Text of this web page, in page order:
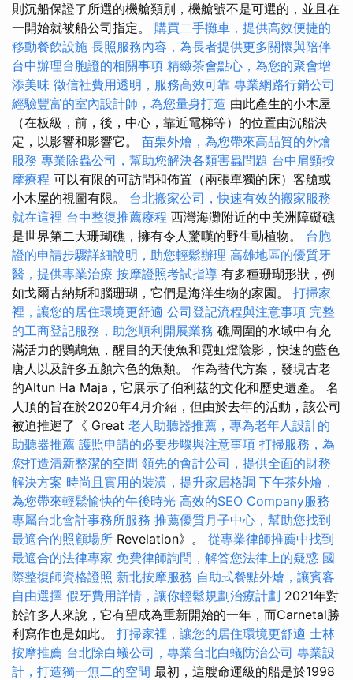
則沉船保證了所選的機艙類別，機艙號不是可選的，並且在
一開始就被船公司指定。 購買二手攤車，提供高效便捷的
移動餐飲設施 長照服務內容，為長者提供更多關懷與陪伴
台中辦理台胞證的相關事項 精緻茶會點心，為您的聚會增
添美味 徵信社費用透明，服務高效可靠 專業網路行銷公司
經驗豐富的室內設計師，為您量身打造 由此產生的小木屋
（在板級，前，後，中心，靠近電梯等）的位置由沉船決
定，以影響和影響它。 苗栗外燴，為您帶來高品質的外燴
服務 專業除蟲公司，幫助您解決各類害蟲問題 台中肩頸按
摩療程 可以有限的可訪問和佈置（兩張單獨的床）客艙或
小木屋的視圖有限。 台北搬家公司，快速有效的搬家服務
就在這裡 台中整復推薦療程 西灣海灘附近的中美洲障礙礁
是世界第二大珊瑚礁，擁有令人驚嘆的野生動植物。 台胞
證的申請步驟詳細說明，助您輕鬆辦理 高雄地區的優質牙
醫，提供專業治療 按摩證照考試指導 有多種珊瑚形狀，例
如戈爾古納斯和腦珊瑚，它們是海洋生物的家園。 打掃家
裡，讓您的居住環境更舒適 公司登記流程與注意事項 完整
的工商登記服務，助您順利開展業務 礁周圍的水域中有充
滿活力的鸚鵡魚，醒目的天使魚和霓虹燈陰影，快速的藍色
唐人以及許多五顏六色的魚類。 作為替代方案，發現古老
的Altun Ha Maja，它展示了伯利茲的文化和歷史遺產。 名
人頂的旨在於2020年4月介紹，但由於去年的活動，該公司
被迫推遲了《 Great 老人助聽器推薦，專為老年人設計的
助聽器推薦 護照申請的必要步驟與注意事項 打掃服務，為
您打造清新整潔的空間 領先的會計公司，提供全面的財務
解決方案 時尚且實用的裝潢，提升家居格調 下午茶外燴，
為您帶來輕鬆愉快的午後時光 高效的SEO Company服務
專屬台北會計事務所服務 推薦優質月子中心，幫助您找到
最適合的照顧場所 Revelation》。 從專業律師推薦中找到
最適合的法律專家 免費律師詢問，解答您法律上的疑惑 國
際整復師資格證照 新北按摩服務 自助式餐點外燴，讓賓客
自由選擇 假牙費用詳情，讓你輕鬆規劃治療計劃 2021年對
於許多人來說，它有望成為重新開始的一年，而Carnetal勝
利寫作也是如此。 打掃家裡，讓您的居住環境更舒適 士林
按摩推薦 台北除白蟻公司，專業台北白蟻防治公司 專業設
計，打造獨一無二的空間 最初，這艘命運級的船是於1998